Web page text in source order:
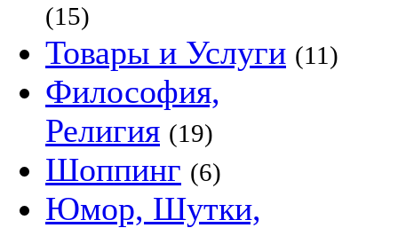
(15)
Товары и Услуги (11)
Философия,
Религия (19)
Шоппинг (6)
Юмор, Шутки,